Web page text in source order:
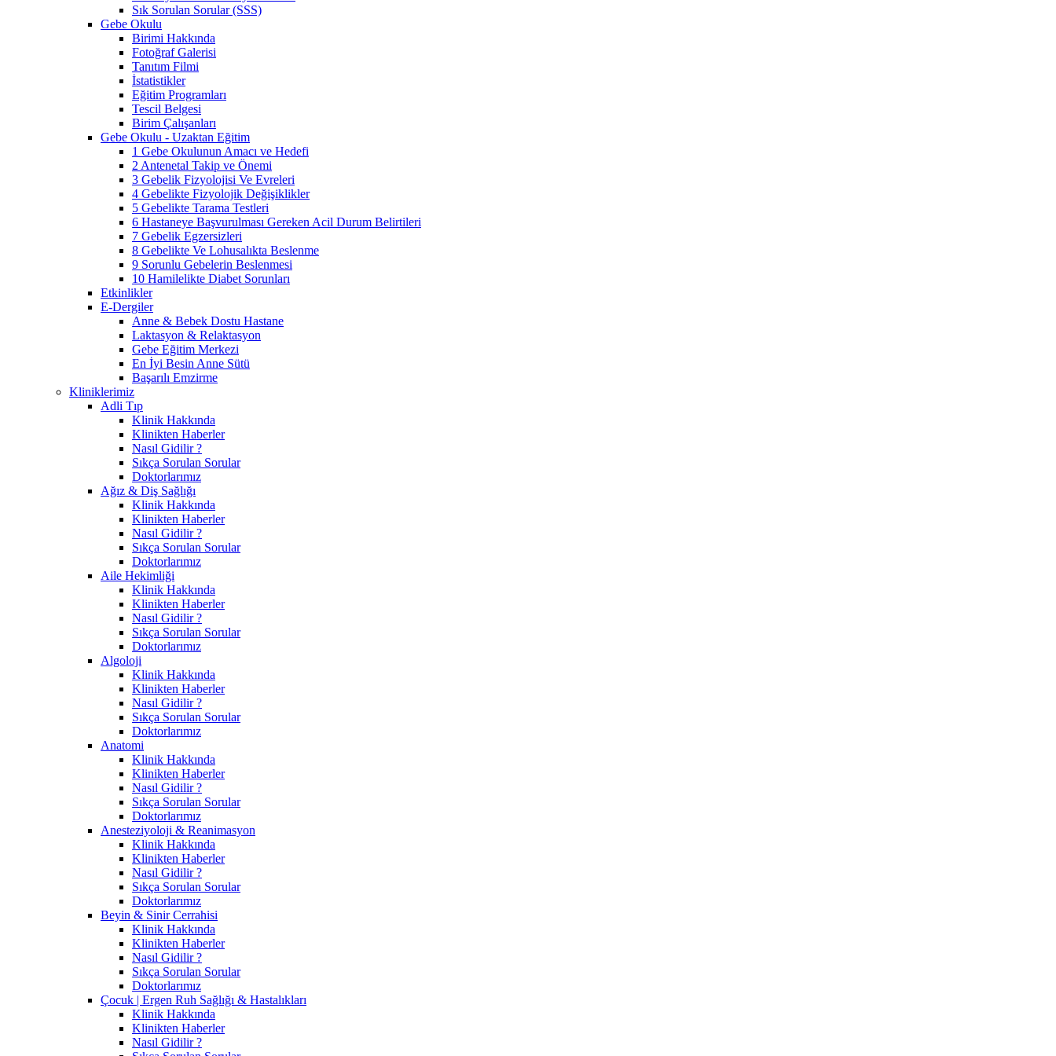
Sık Sorulan Sorular (SSS)
Gebe Okulu
Birimi Hakkında
Fotoğraf Galerisi
Tanıtım Filmi
İstatistikler
Eğitim Programları
Tescil Belgesi
Birim Çalışanları
Gebe Okulu - Uzaktan Eğitim
1 Gebe Okulunun Amacı ve Hedefi
2 Antenetal Takip ve Önemi
3 Gebelik Fizyolojisi Ve Evreleri
4 Gebelikte Fizyolojik Değişiklikler
5 Gebelikte Tarama Testleri
6 Hastaneye Başvurulması Gereken Acil Durum Belirtileri
7 Gebelik Egzersizleri
8 Gebelikte Ve Lohusalıkta Beslenme
9 Sorunlu Gebelerin Beslenmesi
10 Hamilelikte Diabet Sorunları
Etkinlikler
E-Dergiler
Anne & Bebek Dostu Hastane
Laktasyon & Relaktasyon
Gebe Eğitim Merkezi
En İyi Besin Anne Sütü
Başarılı Emzirme
Kliniklerimiz
Adli Tıp
Klinik Hakkında
Klinikten Haberler
Nasıl Gidilir ?
Sıkça Sorulan Sorular
Doktorlarımız
Ağız & Diş Sağlığı
Klinik Hakkında
Klinikten Haberler
Nasıl Gidilir ?
Sıkça Sorulan Sorular
Doktorlarımız
Aile Hekimliği
Klinik Hakkında
Klinikten Haberler
Nasıl Gidilir ?
Sıkça Sorulan Sorular
Doktorlarımız
Algoloji
Klinik Hakkında
Klinikten Haberler
Nasıl Gidilir ?
Sıkça Sorulan Sorular
Doktorlarımız
Anatomi
Klinik Hakkında
Klinikten Haberler
Nasıl Gidilir ?
Sıkça Sorulan Sorular
Doktorlarımız
Anesteziyoloji & Reanimasyon
Klinik Hakkında
Klinikten Haberler
Nasıl Gidilir ?
Sıkça Sorulan Sorular
Doktorlarımız
Beyin & Sinir Cerrahisi
Klinik Hakkında
Klinikten Haberler
Nasıl Gidilir ?
Sıkça Sorulan Sorular
Doktorlarımız
Çocuk | Ergen Ruh Sağlığı & Hastalıkları
Klinik Hakkında
Klinikten Haberler
Nasıl Gidilir ?